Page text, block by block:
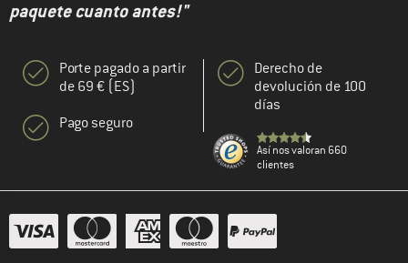
paquete cuanto antes!"
Porte pagado a partir
de 69 € (ES)
Pago seguro
Derecho de
devolución de 100
días
Así nos valoran 660
clientes